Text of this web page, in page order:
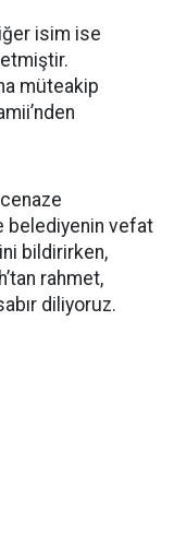
isim ise
müteakip
belediyenin vefat
bildirirken,
rahmet,
diliyoruz.